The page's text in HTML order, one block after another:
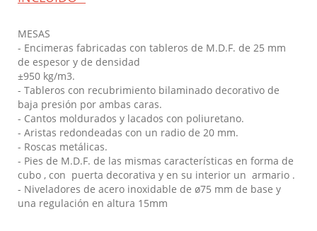
MESAS
- Encimeras fabricadas con tableros de M.D.F. de 25 mm
de espesor y de densidad
±950 kg/m3.
- Tableros con recubrimiento bilaminado decorativo de
baja presión por ambas caras.
- Cantos moldurados y lacados con poliuretano.
- Aristas redondeadas con un radio de 20 mm.
- Roscas metálicas.
- Pies de M.D.F. de las mismas características en forma de
cubo , con puerta decorativa y en su interior un armario .
- Niveladores de acero inoxidable de ø75 mm de base y
una regulación en altura 15mm